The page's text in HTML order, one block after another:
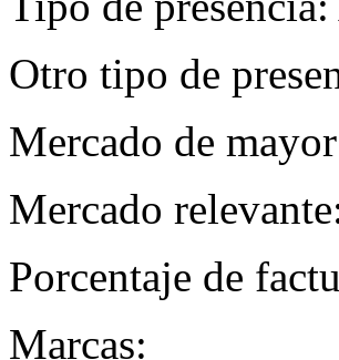
Otro tipo de
Mercado de
Mercado
Porcentaje de
Marcas: